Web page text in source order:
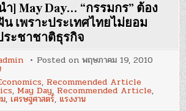
] May Day… “กรรมกร” ต้อง
เพราะประเทศไทยไม่ยอม
ระชาชาติธุรกิจ
Posted onพฤษภาคม 19, 2010
บน
[บทความ
แนะนำ]
May
Day…
, Recommended Article
, May Day, Recommended Article,
, เศรษฐศาสตร์, แรงงาน